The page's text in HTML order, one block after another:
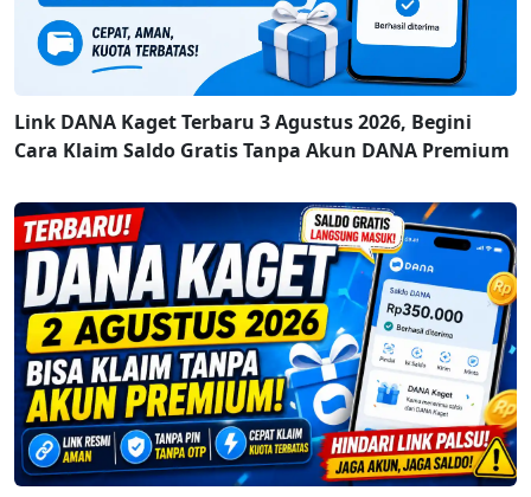
Link DANA Kaget Terbaru 3 Agustus 2026, Begini
Cara Klaim Saldo Gratis Tanpa Akun DANA Premium